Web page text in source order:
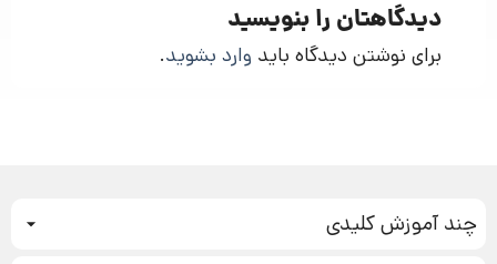
دیدگاهتان را بنویسید
برای نوشتن دیدگاه باید وارد بشوید.
چند آموزش کلیدی